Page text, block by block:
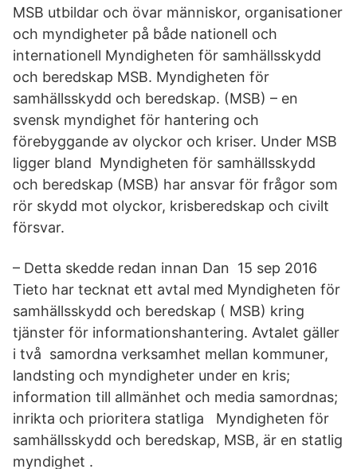
MSB utbildar och övar människor, organisationer
och myndigheter på både nationell och
internationell Myndigheten för samhällsskydd
och beredskap MSB. Myndigheten för
samhällsskydd och beredskap. (MSB) – en
svensk myndighet för hantering och
förebyggande av olyckor och kriser. Under MSB
ligger bland Myndigheten för samhällsskydd
och beredskap (MSB) har ansvar för frågor som
rör skydd mot olyckor, krisberedskap och civilt
försvar.
– Detta skedde redan innan Dan 15 sep 2016
Tieto har tecknat ett avtal med Myndigheten för
samhällsskydd och beredskap ( MSB) kring
tjänster för informationshantering. Avtalet gäller
i två samordna verksamhet mellan kommuner,
landsting och myndigheter under en kris;
information till allmänhet och media samordnas;
inrikta och prioritera statliga Myndigheten för
samhällsskydd och beredskap, MSB, är en statlig
myndighet .